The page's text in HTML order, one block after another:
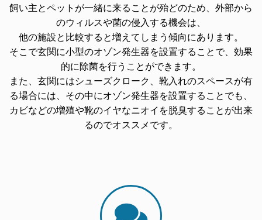
飼い主とペットが一緒に来ることが殆どのため、外部から
のウィルスや菌の侵入する機会は、
他の施設と比較すると増えてしまう傾向にあります。
そこで玄関に小型のオゾン発生器を設置することで、効果
的に除菌を行うことができます。
また、玄関にはシューズクローク、靴入れのスペースが有
る場合には、その中にオゾン発生器を設置することでも、
カビなどの増殖や靴のイヤなニオイを脱臭することが出来
るのでオススメです。